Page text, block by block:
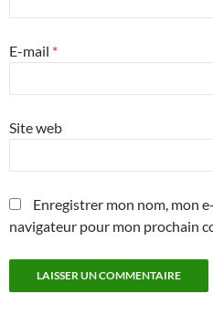
E-mail *
Site web
Enregistrer mon nom, mon
navigateur pour mon prochain